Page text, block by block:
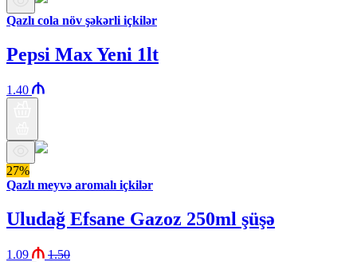
Qazlı cola növ şəkərli içkilər
Pepsi Max Yeni 1lt
1.40
27%
Qazlı meyvə aromalı içkilər
Uludağ Efsane Gazoz 250ml şüşə
1.09 1.50